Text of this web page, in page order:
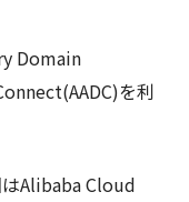
Domain
を利
Alibaba Cloud